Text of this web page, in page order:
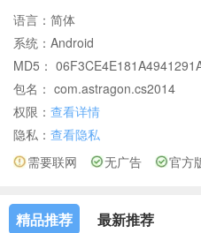
语言： 简体
系统： Android
MD5：
包名： com.astragon.cs2014
权限： 查看详情
隐私： 查看隐私
需要联网 无广告 官方
精品推荐 最新推荐